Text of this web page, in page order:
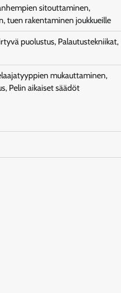
sitouttaminen,
tuen rakentaminen joukkueille
puolustus, Palautustekniikat,
mukauttaminen,
Pelin aikaiset säädöt